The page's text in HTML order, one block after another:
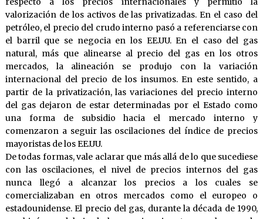
valorización de los activos de las privatizadas. En el caso del
petróleo, el precio del crudo interno pasó a referenciarse con
el barril que se negocia en los EE.UU. En el caso del gas
natural, más que alinearse al precio del gas en los otros
mercados, la alineación se produjo con la variación
internacional del precio de los insumos. En este sentido, a
partir de la privatización, las variaciones del precio interno
del gas dejaron de estar determinadas por el Estado como
una forma de subsidio hacia el mercado interno y
comenzaron a seguir las oscilaciones del índice de precios
mayoristas de los EE.UU.
De todas formas, vale aclarar que más allá de lo que sucediese
con las oscilaciones, el nivel de precios internos del gas
nunca llegó a alcanzar los precios a los cuales se
comercializaban en otros mercados como el europeo o
estadounidense. El precio del gas, durante la década de 1990,